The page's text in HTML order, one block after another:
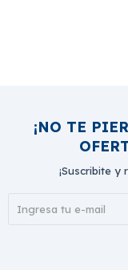
¡NO TE
¡Suscribite